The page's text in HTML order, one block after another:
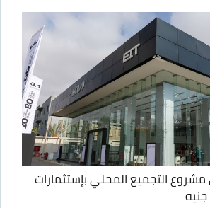
مشروع التجميع المحلي بإستثمارات